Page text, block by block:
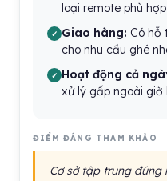
loại remote phù
Giao hàng: Có hỗ
cho nhu cầu ghé
Hoạt động cả
xử lý gấp ngoài giờ
ĐIỂM ĐÁNG THAM KHẢO
Cơ sở tập trung đúng